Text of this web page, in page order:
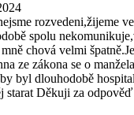
rozvedeni,žijeme
spolu
chová velmi
ze zákona se o
byl dlouhodobě
starat Děkuji za odpověď